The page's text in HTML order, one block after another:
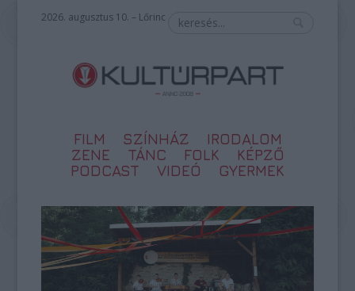
2026. augusztus 10. – Lőrinc
FILM SZÍNHÁZ
IRODALOM
ZENE
TÁNC FOLK
KÉPZŐ
PODCAST
VIDEÓ GYERMEK